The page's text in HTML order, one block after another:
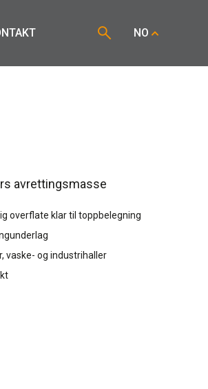
NO
avrettingsmasse
overflate klar til toppbelegning
vaske- og industrihaller